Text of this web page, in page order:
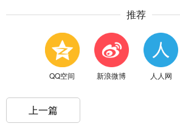
推荐
QQ空间 新浪微博 人人网
上一篇